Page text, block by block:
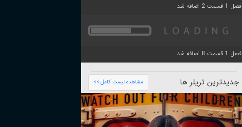
فصل 1 قسمت 2 اضافه شد
فصل 1 قسمت 8 اضافه شد
جدیدترین تریلر ها مشاهده لیست کامل >>